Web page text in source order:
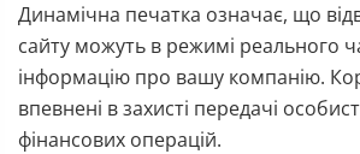
Динамічна печатка означає, що
сайту можуть в режимі реального
інформацію про вашу компанію.
впевнені в захисті передачі
фінансових операцій.